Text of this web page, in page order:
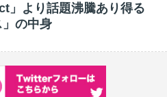
」より話題沸騰あり得る
」の中身